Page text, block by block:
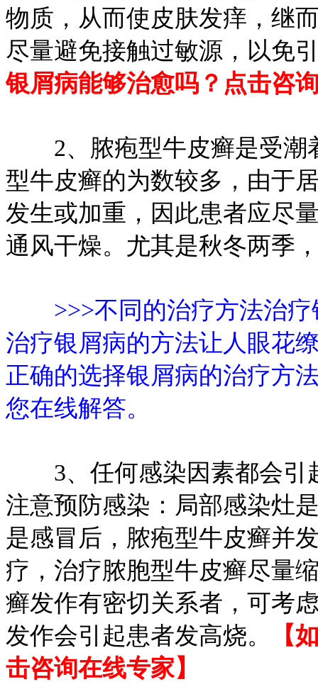
物质，从而使皮肤发痒，继
尽量避免接触过敏源，以免
银屑病能够治愈吗？点击咨
2、脓疱型牛皮癣是受潮
型牛皮癣的为数较多，由于
发生或加重，因此患者应尽
通风干燥。尤其是秋冬两季
>>>不同的治疗方法治
治疗银屑病的方法让人眼花
正确的选择银屑病的治疗方
您在线解答。
3、任何感染因素都会引
注意预防感染：局部感染灶
是感冒后，脓疱型牛皮癣并
疗，治疗脓胞型牛皮癣尽量
癣发作有密切关系者，可考
发作会引起患者发高烧。
【
击咨询在线专家】